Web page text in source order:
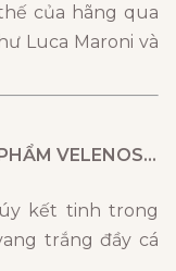
của hãng qua
Luca Maroni và
VELENOSI PECORINO
kết tinh trong
trắng đầy cá